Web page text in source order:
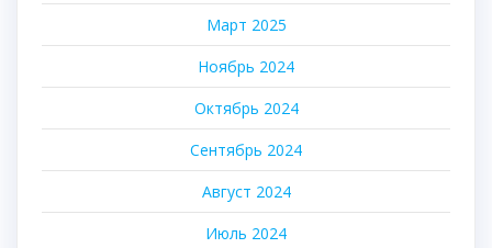
Март 2025
Ноябрь 2024
Октябрь 2024
Сентябрь 2024
Август 2024
Июль 2024